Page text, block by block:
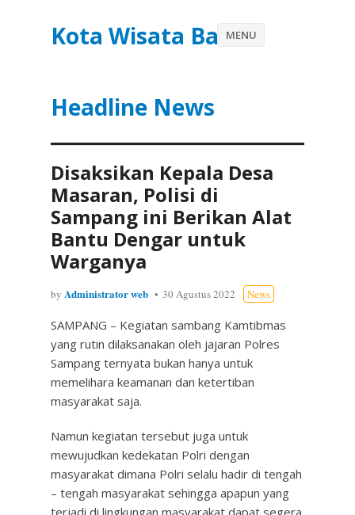
Kota Wisata Batu
Headline News
MENU
Disaksikan Kepala Desa
Masaran, Polisi di
Sampang ini Berikan Alat
Bantu Dengar untuk
Warganya
by Administrator web 30 Agustus 2022 News
SAMPANG – Kegiatan sambang Kamtibmas
yang rutin dilaksanakan oleh jajaran Polres
Sampang ternyata bukan hanya untuk
memelihara keamanan dan ketertiban
masyarakat saja.
Namun kegiatan tersebut juga untuk
mewujudkan kedekatan Polri dengan
masyarakat dimana Polri selalu hadir di tengah
– tengah masyarakat sehingga apapun yang
terjadi di lingkungan masyarakat dapat segera